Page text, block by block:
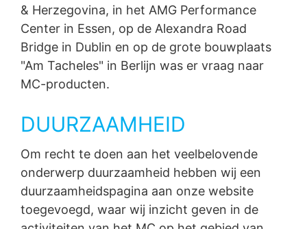
& Herzegovina, in het AMG Performance
Center in Essen, op de Alexandra Road
Bridge in Dublin en op de grote bouwplaats
"Am Tacheles" in Berlijn was er vraag naar
MC-producten.
DUURZAAMHEID
Om recht te doen aan het veelbelovende
onderwerp duurzaamheid hebben wij een
duurzaamheidspagina aan onze website
toegevoegd, waar wij inzicht geven in de